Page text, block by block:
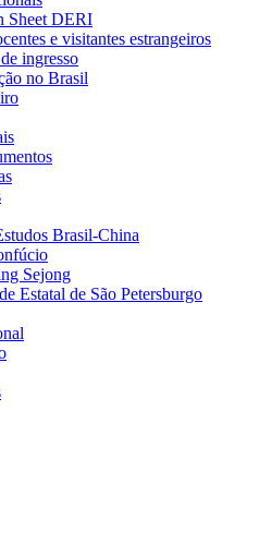
Sheet DERI
e visitantes estrangeiros
ingresso
no Brasil
Brasil-China
Sejong
Estatal de São Petersburgo